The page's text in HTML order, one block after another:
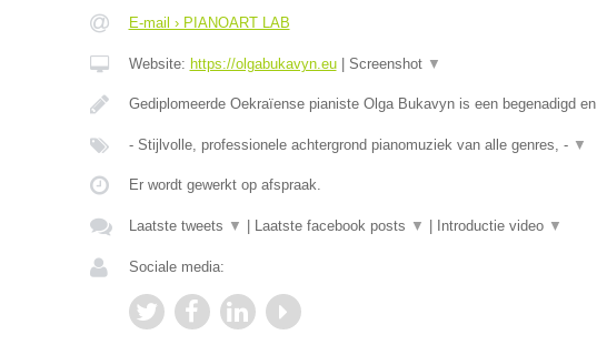
E-mail › PIANOART LAB
Website: https://olgabukavyn.eu| Screenshot ▼
Gediplomeerde Oekraïense pianiste Olga Bukavyn is een begenadigd en
- Stijlvolle, professionele achtergrond pianomuziek van alle genres, - ▼
Er wordt gewerkt op afspraak.
Laatste tweets ▼ Laatste facebook posts ▼ Introductie video ▼
Sociale media: